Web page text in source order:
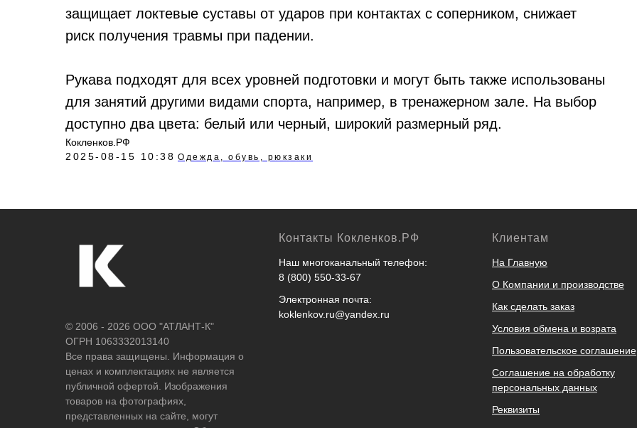
защищает локтевые суставы от ударов при контактах с соперником, снижает
риск получения травмы при падении.
Рукава подходят для всех уровней подготовки и могут быть также использованы
для занятий другими видами спорта, например, в тренажерном зале. На выбор
доступно два цвета: белый или черный, широкий размерный ряд.
Кокленков.РФ
2025-08-15 10:38 Одежда, обувь, рюкзаки
© 2006 - 2026 ООО "АТЛАНТ-К"
ОГРН 1063332013140
Все права защищены. Информация о
ценах и комплектациях не является
публичной офертой. Изображения
товаров на фотографиях,
представленных на сайте, могут
Контакты Кокленков.РФ
Наш многоканальный телефон:
8 (800) 550-33-67
Электронная почта:
koklenkov.ru@yandex.ru
Клиентам
На Главную
О Компании и производстве
Как сделать заказ
Условия обмена и возрата
Пользовательское соглашение
Соглашение на обработку
персональных данных
Реквизиты